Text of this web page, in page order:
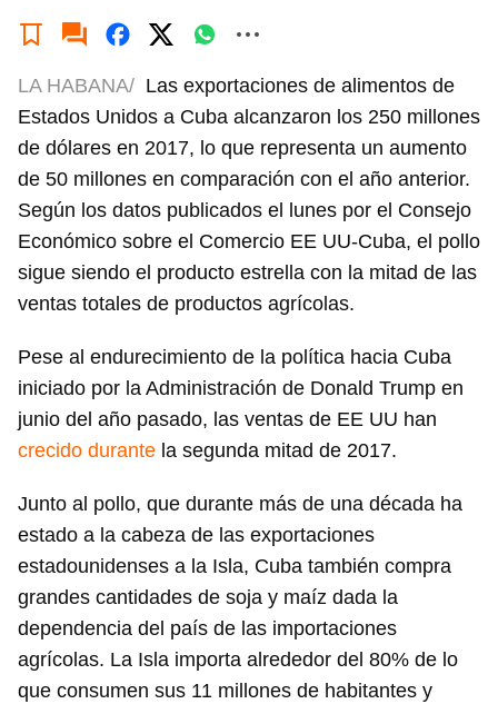
LA HABANA/ Las exportaciones de alimentos de
Estados Unidos a Cuba alcanzaron los 250 millones
de dólares en 2017, lo que representa un aumento
de 50 millones en comparación con el año anterior.
Según los datos publicados el lunes por el Consejo
Económico sobre el Comercio EE UU-Cuba, el pollo
sigue siendo el producto estrella con la mitad de las
ventas totales de productos agrícolas.
Pese al endurecimiento de la política hacia Cuba
iniciado por la Administración de Donald Trump en
junio del año pasado, las ventas de EE UU han
crecido durante la segunda mitad de 2017.
Junto al pollo, que durante más de una década ha
estado a la cabeza de las exportaciones
estadounidenses a la Isla, Cuba también compra
grandes cantidades de soja y maíz dada la
dependencia del país de las importaciones
agrícolas. La Isla importa alrededor del 80% de lo
que consumen sus 11 millones de habitantes y